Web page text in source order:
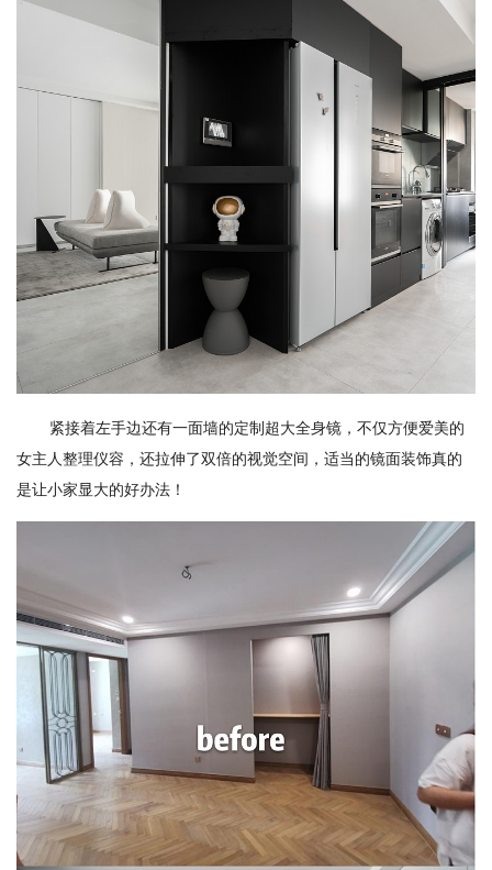
紧接着左手边还有一面墙的定制超大全身镜，不仅方便爱美的
女主人整理仪容，还拉伸了双倍的视觉空间，适当的镜面装饰真的
是让小家显大的好办法！